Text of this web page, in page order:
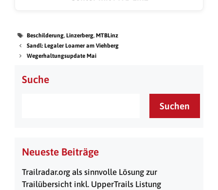
Beschilderung,Linzerberg,MTBLinz
Sandl: Legaler Loamer am Viehberg
Wegerhaltungsupdate Mai
Suche
Suchen
Neueste Beiträge
Trailradar.org als sinnvolle Lösung zur
Trailübersicht inkl. UpperTrails Listung